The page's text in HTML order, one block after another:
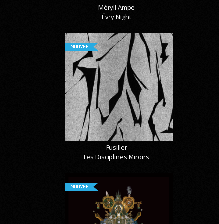
Méryll Ampe
Évry Night
NOUVEAU
Fusiller
Les Disciplines Miroirs
NOUVEAU